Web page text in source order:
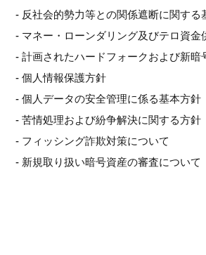
- 反社会的勢力等との関係遮断に関する
- マネー・ローンダリング及びテロ資金
- 計画されたハードフォークおよび新暗
- 個人情報保護方針
- 個人データの安全管理に係る基本方針
- 苦情処理および紛争解決に関する方針
- フィッシング詐欺対策について
- 新規取り扱い暗号資産の審査について